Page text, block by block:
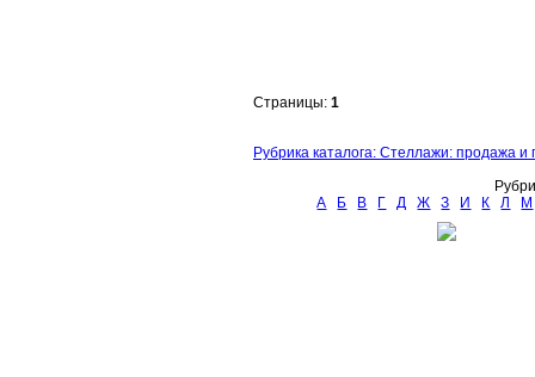
Страницы: 1
Рубрика каталога: Стеллажи: продажа и
А
Б В Г Д Ж З И К Л М